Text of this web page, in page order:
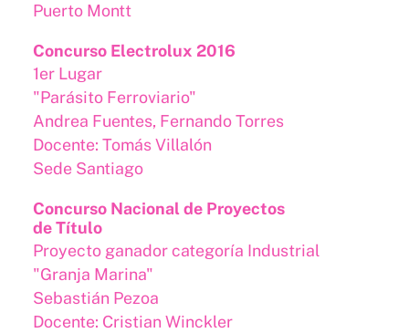
Puerto Montt​
Concurso Electrolux 2016
1er Lugar
"Parásito Ferroviario"
Andrea Fuentes, Fernando Torres
Docente: Tomás Villalón
Sede Santiago
Concurso Nacional de Proyectos
de Título
Proyecto ganador categoría Industrial
"Granja Marina"
Sebastián Pezoa
Docente: Cristian Winckler